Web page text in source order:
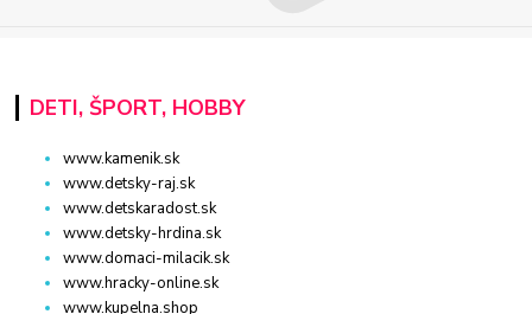
DETI, ŠPORT, HOBBY
www.kamenik.sk
www.detsky-raj.sk
www.detskaradost.sk
www.detsky-hrdina.sk
www.domaci-milacik.sk
www.hracky-online.sk
www.kupelna.shop